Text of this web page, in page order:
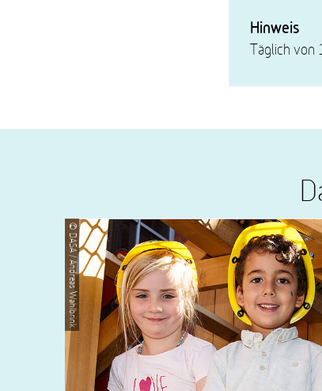
Hinweis
Täglich von
© DASA / Andreas Wahlbrink